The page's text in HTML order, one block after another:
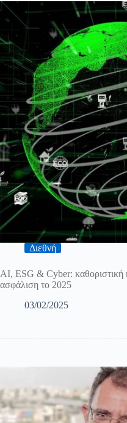
Διεθνή
AI, ESG & Cyber: καθοριστική
ασφάλιση το 2025
03/02/2025